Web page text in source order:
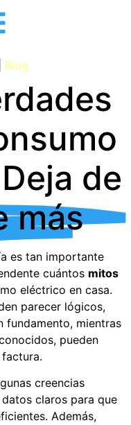
Blog
de
más
es tan importante
cuántos mitos
eléctrico en casa.
parecer lógicos,
fundamento, mientras
pueden
creencias
claros para que
Además,